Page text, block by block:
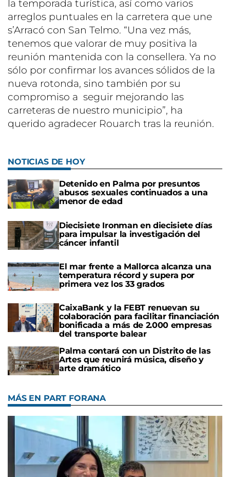
la temporada turística, así como varios
arreglos puntuales en la carretera que une
s’Arracó con San Telmo. “Una vez más,
tenemos que valorar de muy positiva la
reunión mantenida con la consellera. Ya no
sólo por confirmar los avances sólidos de la
nueva rotonda, sino también por su
compromiso a seguir mejorando las
carreteras de nuestro municipio”, ha
querido agradecer Rouarch tras la reunión.
NOTICIAS DE HOY
Detenido en Palma por presuntos
abusos sexuales continuados a una
menor de edad
Diecisiete Ironman en diecisiete días
para impulsar la investigación del
cáncer infantil
El mar frente a Mallorca alcanza una
temperatura récord y supera por
primera vez los 33 grados
CaixaBank y la FEBT renuevan su
colaboración para facilitar financiación
bonificada a más de 2.000 empresas
del transporte balear
Palma contará con un Distrito de las
Artes que reunirá música, diseño y
arte dramático
MÁS EN PART FORANA